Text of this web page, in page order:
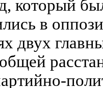
который
в
двух